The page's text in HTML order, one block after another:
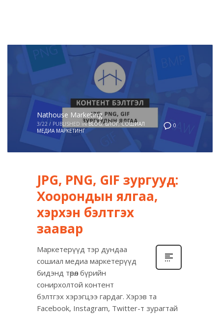
0
Nathouse Marketing
3/22 / PUBLISHED IN BLOG,БЛОГ,СОШИАЛ
МЕДИА МАРКЕТИНГ
JPG, PNG, GIF зургууд:
Хоорондын ялгаа,
хэрхэн бэлтгэх
заавар
Маркетерүүд тэр дундаа
сошиал медиа маркетерүүд
бидэнд төрөл бүрийн
сонирхолтой контент
бэлтгэх хэрэгцээ гардаг. Хэрэв та
Facebook, Instagram, Twitter-т зурагтай